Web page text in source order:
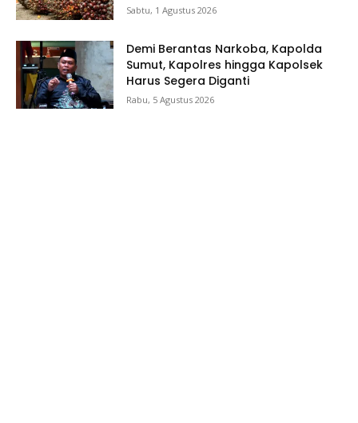
Sabtu, 1 Agustus 2026
Demi Berantas Narkoba, Kapolda
Sumut, Kapolres hingga Kapolsek
Harus Segera Diganti
Rabu, 5 Agustus 2026